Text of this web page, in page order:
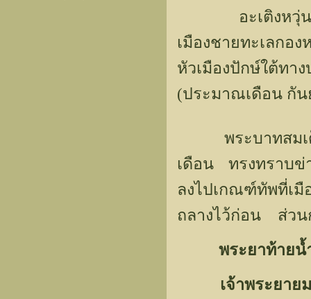
อะเติงหวุ่นให้
เมืองชายทะเลก
หัวเมืองปักษ์ใ
(ประมาณเดือน กั
พระบาทสมเด็จ
เดือน ทรงทราบ
ลงไปเกณฑ์ทัพที่เ
ถลางไว้ก่อน ส่วน
พระยาท้ายน้
เจ้าพระยาย